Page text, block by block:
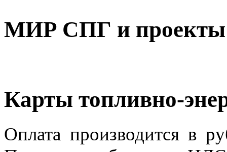
МИР СПГ и проекты
Карты топливно-
Оплата производится в